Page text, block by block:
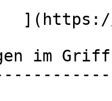
im Griff